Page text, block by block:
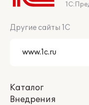
Другие сайты 1С
Каталог
Внедрения